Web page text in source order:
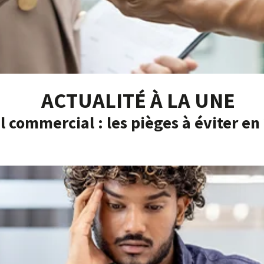
ACTUALITÉ À LA UNE
commercial : les pièges à éviter en